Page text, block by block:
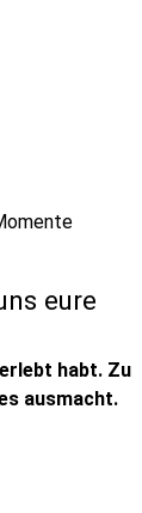
eure
habt. Zu
ausmacht.